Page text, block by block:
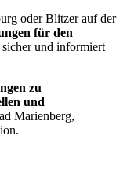
oder Blitzer auf der
für den
und informiert
zu
und
Marienberg,